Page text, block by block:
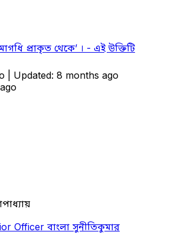
প্রাকৃত থেকে’ । - এই উক্তিটি
| Updated: 8 months ago
Officer বাংলা সুনীতিকুমার